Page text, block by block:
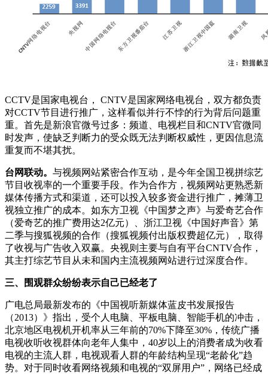
CCTV是国家电视台， CNTV是国家网络电视台，双方都负责
对CCTV节目进行推广，这样看似并行不悖的行为背后问题重
重。首先是新浪官微号过多：频道、电视栏目和CNTV官微同
时发声，使缺乏判断力的受众既无法判断权威性，更因信息流
重复而不堪其扰。
台网联动。 与视频网站紧密合作互动，是今年全国卫视拼综艺
节目收视率的一个重要手段。作为合作方，视频网站更熟悉新
媒体传播方式和渠道，还可以投入较多资金进行推广，摊薄卫
视独立推广的成本。如东方卫视《中国梦之声》与爱奇艺合作
（爱奇艺的推广费用达2亿元）、浙江卫视《中国好声音》第
二季与搜狐视频的合作（搜狐视频付出版权费超亿元），取得
了收视与广告收入双赢。央视则主要与自有平台CNTV合作，
其主打综艺节目从未和国内主流视频网站进行过深度合作。
三、围观群众纷纷表示自己已经老了
广电总局最新发布的《中国视听新媒体蓝皮书发展报告
（2013）》指出，受个人电脑、平板电脑、智能手机的冲击，
北京地区电视机开机率从三年前的70%下降至30%，传统广播
电视收听收视群体向老年人集中，40岁以上的消费者成为收看
电视的主流人群，电视观看人群的年龄结构呈现“老龄化”趋
势。对于同时收看网络视频和电视的“双屏用户”，网络已经成